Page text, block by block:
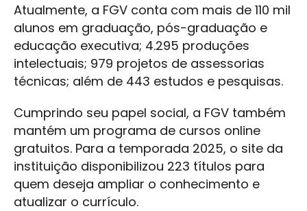
Atualmente, a FGV conta com mais de 110 mil
alunos em graduação, pós-graduação e
educação executiva; 4.295 produções
intelectuais; 979 projetos de assessorias
técnicas; além de 443 estudos e pesquisas.
Cumprindo seu papel social, a FGV também
mantém um programa de cursos online
gratuitos. Para a temporada 2025, o site da
instituição disponibilizou 223 títulos para
quem deseja ampliar o conhecimento e
atualizar o currículo.